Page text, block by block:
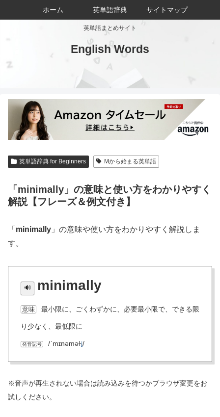
英単語まとめサイト
English Words
ホーム 英単語辞典 サイトマップ
英単語辞典 for Beginners Mから始まる英単語
「minimally」の意味と使い方をわかりやすく
解説【フレーズ＆例文付き】
「 minimally 」の意味や使い方をわかりやすく解説しま
す。
minimally
意味 最小限に、ごくわずかに、必要最小限で、できる限
り少なく、最低限に
発音記号 /ˈmɪnəməɫi/
※音声が再生されない場合は読み込みを待つかブラウザ変更をお
試しください。